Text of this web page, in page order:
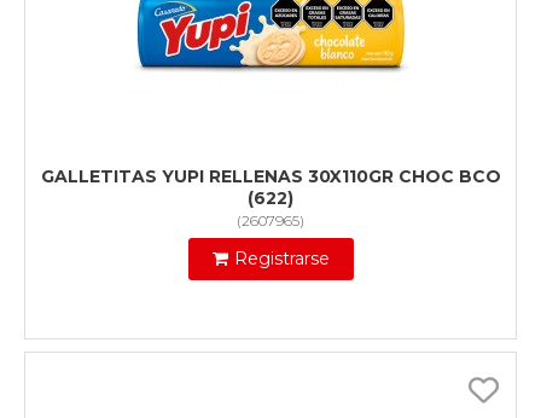
GALLETITAS YUPI RELLENAS 30X110GR CHOC BCO
(622)
(2607965)
Registrarse